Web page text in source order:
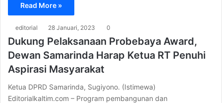
Read More »
editorial 28 Januari, 2023 0
Dukung Pelaksanaan Probebaya Award,
Dewan Samarinda Harap Ketua RT Penuhi
Aspirasi Masyarakat
Ketua DPRD Samarinda, Sugiyono. (Istimewa)
Editorialkaltim.com – Program pembangunan dan